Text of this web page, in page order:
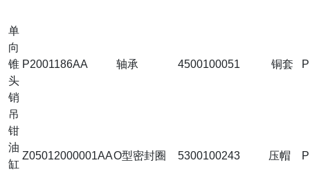
单
向
锥
头
销
P2001186AA 轴承 4500100051 铜套
吊
钳
油
缸
Z05012000001AAO型密封圈 5300100243 压帽